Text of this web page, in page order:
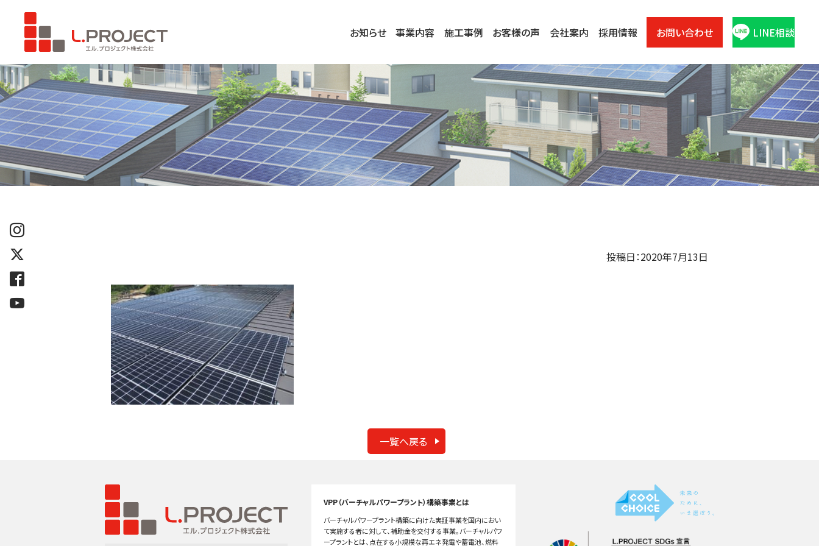
お知らせ 事業内容 施工事例 お客様の声 会社案内 採用情報 お問い合わせ LINE相談
投稿日：2020年7月13日
一覧へ戻る
VPP（バーチャルパワープラント）構築事業とは
バーチャルパワープラント構築に向けた実証事業を国内におい
て実施する者に対して、補助金を交付する事業。バーチャルパワ
ープラントとは、点在する小規模な再エネ発電や蓄電池、燃料